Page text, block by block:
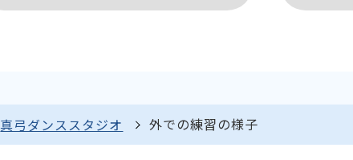
真弓ダンススタジオ 外での練習の様子